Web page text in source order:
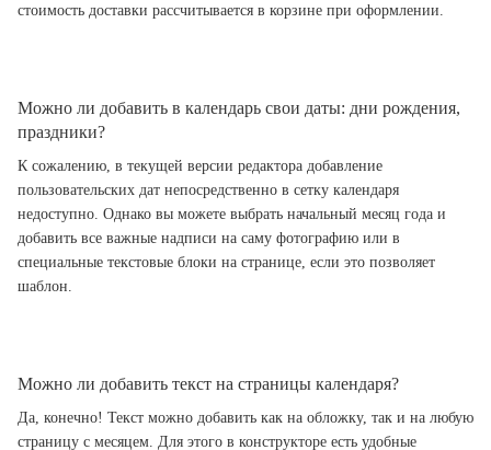
стоимость доставки рассчитывается в корзине при оформлении.
Можно ли добавить в календарь свои даты: дни рождения,
праздники?
К сожалению, в текущей версии редактора добавление
пользовательских дат непосредственно в сетку календаря
недоступно. Однако вы можете выбрать начальный месяц года и
добавить все важные надписи на саму фотографию или в
специальные текстовые блоки на странице, если это позволяет
шаблон.
Можно ли добавить текст на страницы календаря?
Да, конечно! Текст можно добавить как на обложку, так и на любую
страницу с месяцем. Для этого в конструкторе есть удобные